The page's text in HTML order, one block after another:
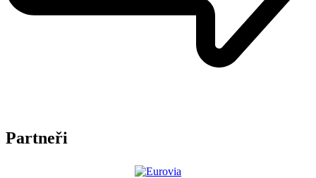
Partneři